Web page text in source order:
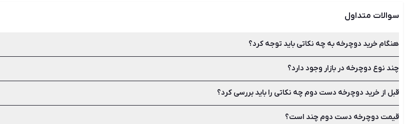
سوالات متداول
هنگام خرید دوچرخه به چه نکاتی باید توجه کرد؟
اولین نکته انتخاب نوع و مدل دوچرخه با توجه به نوع نیازتان است. در ادامه مواردی مانند وزن دوچرخه، اندازه و سایز،
چند نوع دوچرخه در بازار وجود دارد؟
دوچرخه دنیای وسیع و گسترده‌ای دارد که از انواع آن می‌توان به دوچرخه کوهستان، جاده‌ای، هیبریدی، تور و گردشی، دنده ثابت و
قبل از خرید دوچرخه دست دوم چه نکاتی را باید بررسی کرد؟
قبل از خرید دوچرخه دست دوم مشخص کنید که چه مدلی از دوچرخه مدنظرتان است. سپس آگهی‌های شیپور را مشاهده کرده و حتما
قیمت دوچرخه دست دوم چند است؟